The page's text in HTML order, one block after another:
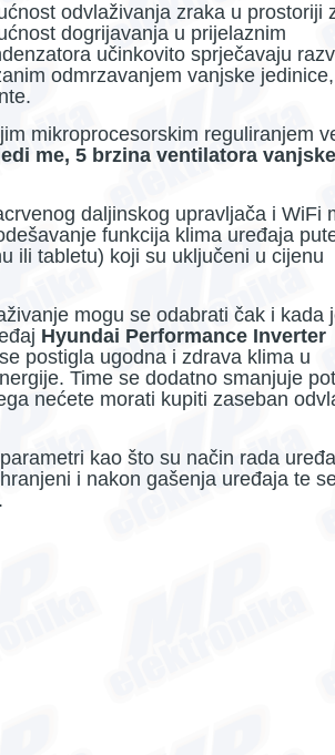
odvlaživanja zraka u prostoriji
dogrijavanja u prijelaznim
učinkovito sprječavaju
odmrzavanjem vanjske
mikroprocesorskim reguliranjem
me, 5 brzina ventilatora vanjske
daljinskog upravljača i WiFi
funkcija klima uređaja
ili tabletu) koji su uključeni u cijenu
mogu se odabrati čak i kada
Hyundai Performance Inverter
postigla ugodna i zdrava klima u
Time se dodatno smanjuje
nećete morati kupiti zaseban
kao što su način rada
i nakon gašenja uređaja te